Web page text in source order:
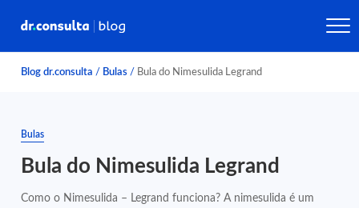
Blog dr.consulta / Bulas / Bula do Nimesulida Legrand
Bulas
Bula do Nimesulida Legrand
Como o Nimesulida – Legrand funciona? A nimesulida é um